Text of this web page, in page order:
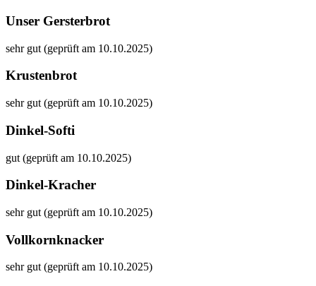
Unser Gersterbrot
sehr gut (geprüft am 10.10.2025)
Krustenbrot
sehr gut (geprüft am 10.10.2025)
Dinkel-Softi
gut (geprüft am 10.10.2025)
Dinkel-Kracher
sehr gut (geprüft am 10.10.2025)
Vollkornknacker
sehr gut (geprüft am 10.10.2025)